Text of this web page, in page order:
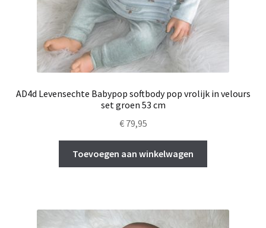
AD4d Levensechte Babypop softbody pop vrolijk in velours
set groen 53 cm
€79,95
Toevoegen aan winkelwagen